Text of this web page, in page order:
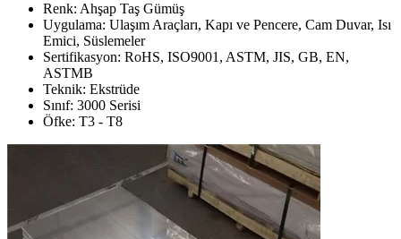
Renk: Ahşap Taş Gümüş
Uygulama: Ulaşım Araçları, Kapı ve Pencere, Cam Duvar, Isı
Emici, Süslemeler
Sertifikasyon: RoHS, ISO9001, ASTM, JIS, GB, EN,
ASTMB
Teknik: Ekstrüde
Sınıf: 3000 Serisi
Öfke: T3 - T8